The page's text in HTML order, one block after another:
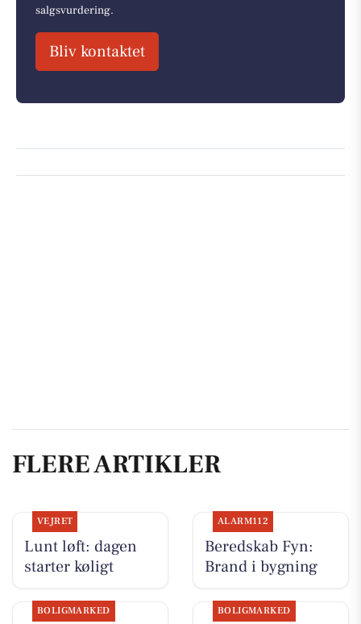
salgsvurdering.
Bliv kontaktet
FLERE ARTIKLER
VEJRET
Lunt løft: dagen
starter køligt
ALARM112
Beredskab Fyn:
Brand i bygning
BOLIGMARKED BOLIGMARKED